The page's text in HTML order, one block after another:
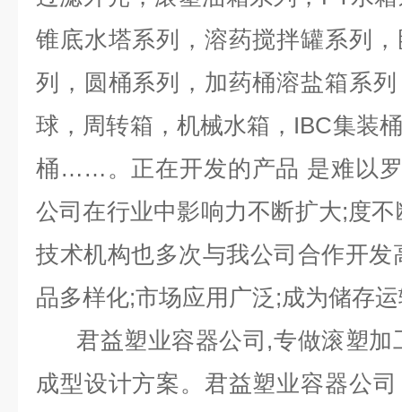
锥底水塔系列，溶药搅拌罐系列
列，圆桶系列，加药桶溶盐箱系
球，周转箱，机械水箱，IBC集装
桶……。正在开发的产品 是难以
公司在行业中影响力不断扩大;度
技术机构也多次与我公司合作开
品多样化;市场应用广泛;成为储存
君益塑业容器公司,专做滚塑加
成型设计方案。君益塑业容器公